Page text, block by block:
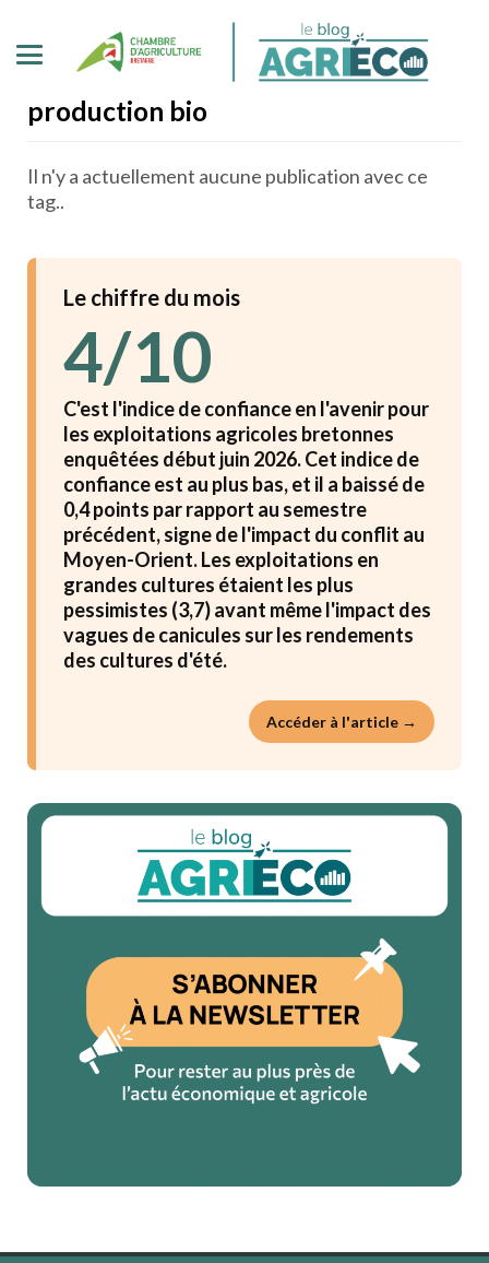
production bio
Il n'y a actuellement aucune publication avec ce
tag..
Le chiffre du mois
4/10
C'est l'indice de confiance en l'avenir pour
les exploitations agricoles bretonnes
enquêtées début juin 2026. Cet indice de
confiance est au plus bas, et il a baissé de
0,4 points par rapport au semestre
précédent, signe de l'impact du conflit au
Moyen-Orient. Les exploitations en
grandes cultures étaient les plus
pessimistes (3,7) avant même l'impact des
vagues de canicules sur les rendements
des cultures d'été.
Accéder à l'article →